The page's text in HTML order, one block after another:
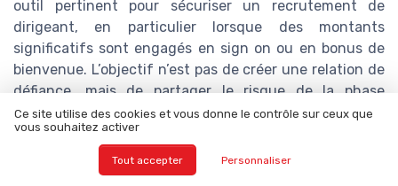
outil pertinent pour sécuriser un recrutement de
dirigeant, en particulier lorsque des montants
significatifs sont engagés en sign on ou en bonus de
bienvenue. L’objectif n’est pas de créer une relation de
défiance, mais de partager le risque de la phase
d’intégration.
Pour être acceptable, un clawback doit être clairement
expliqué dès le début du processus de recrutement, et
Ce site utilise des cookies et vous donne le contrôle sur ceux que
vous souhaitez activer
Tout accepter Personnaliser